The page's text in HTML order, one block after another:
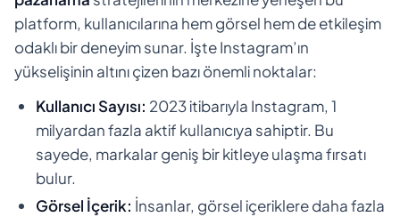
platform, kullanıcılarına hem görsel hem de etkileşim
odaklı bir deneyim sunar. İşte Instagram’ın
yükselişinin altını çizen bazı önemli noktalar:
Kullanıcı Sayısı: 2023 itibarıyla Instagram, 1
milyardan fazla aktif kullanıcıya sahiptir. Bu
sayede, markalar geniş bir kitleye ulaşma fırsatı
bulur.
Görsel İçerik: İnsanlar, görsel içeriklere daha fazla